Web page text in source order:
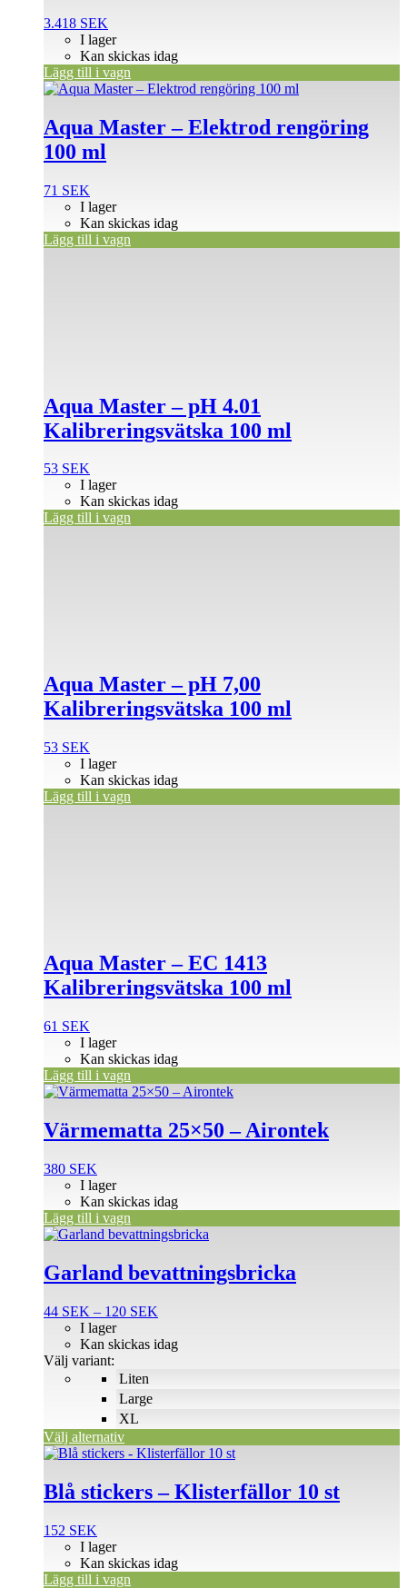
3.418 SEK
I lager
Kan skickas idag
Lägg till i vagn
Aqua Master – Elektrod rengöring
100 ml
71 SEK
I lager
Kan skickas idag
Lägg till i vagn
Aqua Master – pH 4.01
Kalibreringsvätska 100 ml
53 SEK
I lager
Kan skickas idag
Lägg till i vagn
Aqua Master – pH 7,00
Kalibreringsvätska 100 ml
53 SEK
I lager
Kan skickas idag
Lägg till i vagn
Aqua Master – EC 1413
Kalibreringsvätska 100 ml
61 SEK
I lager
Kan skickas idag
Lägg till i vagn
Värmematta 25×50 – Airontek
380 SEK
I lager
Kan skickas idag
Lägg till i vagn
Garland bevattningsbricka
44 SEK – 120 SEK
till
Liten
Large
XL
I lager
Kan skickas idag
Välj variant:
Välj alternativ
Den
produkten
har
varianter.
olika
alternativen
produktsidan
Blå stickers – Klisterfällor 10 st
152 SEK
I lager
Kan skickas idag
Lägg till i vagn